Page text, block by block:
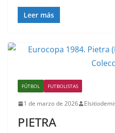
Leer más
FÚTBOL FUTBOLISTAS
1 de marzo de 2026
PIETRA